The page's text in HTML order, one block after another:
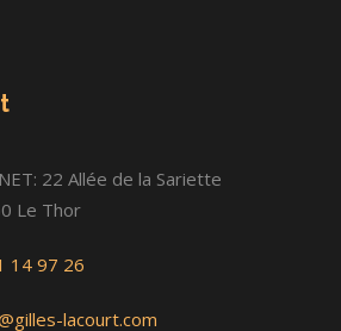
22 Allée de la Sariette
Le Thor
14 97 26
lacourt.com